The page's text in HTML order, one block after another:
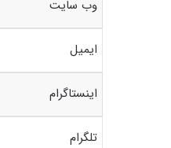
وب سایت
ایمیل
اینستاگرام
تلگرام